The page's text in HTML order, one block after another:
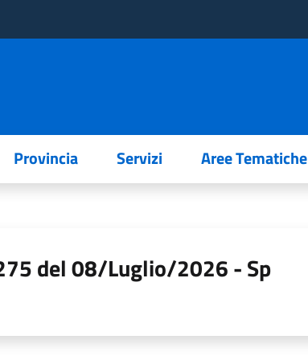
Provincia Servizi Aree Tematiche
del 08/Luglio/2026 - Sp